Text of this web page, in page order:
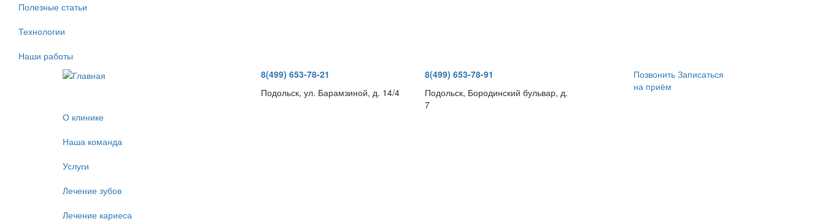
Полезные статьи
Технологии
Наши работы
8(499) 653-78-21
Подольск, ул. Барамзиной, д. 14/4
8(499) 653-78-91
Подольск, Бородинский бульвар, д.
7
Позвонить Записаться
на приём
О клинике
Наша команда
Услуги
Лечение зубов
Лечение кариеса